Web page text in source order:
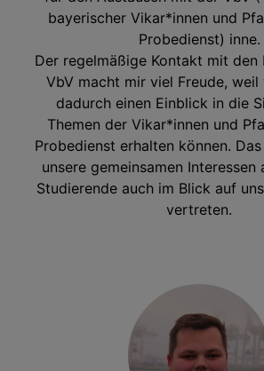
bayerischer Vikar*innen und
Probedienst) inne.
Der regelmäßige Kontakt mit
VbV macht mir viel Freude, weil
dadurch einen Einblick in die
Themen der Vikar*innen und
Probedienst erhalten können.
unsere gemeinsamen Interessen
Studierende auch im Blick auf
vertreten.